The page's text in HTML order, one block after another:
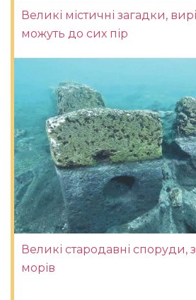
Великі містичні загадки,
можуть до сих пір
Великі стародавні споруди,
морів